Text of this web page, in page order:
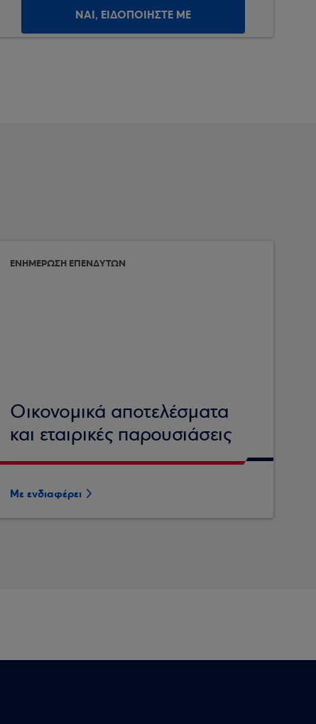
ΝΑΙ, ΕΙΔΟΠΟΙΗΣΤΕ ΜΕ
ΕΝΗΜΕΡΩΣΗ ΕΠΕΝΔΥΤΩΝ
Οικονομικά αποτελέσματα
και εταιρικές παρουσιάσεις
Με ενδιαφέρει